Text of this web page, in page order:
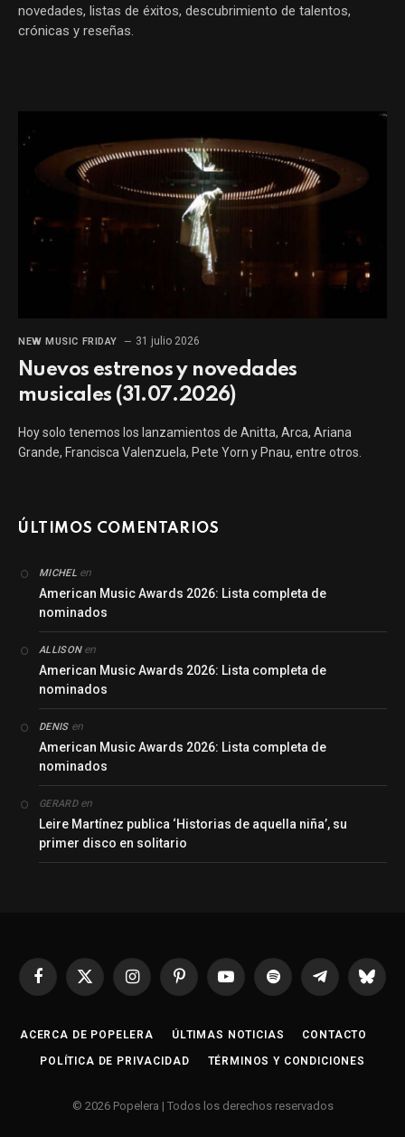
novedades, listas de éxitos, descubrimiento de talentos,
crónicas y reseñas.
NEW MUSIC FRIDAY 31 julio 2026
Nuevos estrenos y novedades
musicales (31.07.2026)
Hoy solo tenemos los lanzamientos de Anitta, Arca, Ariana
Grande, Francisca Valenzuela, Pete Yorn y Pnau, entre otros.
ÚLTIMOS COMENTARIOS
MICHELen
American Music Awards 2026: Lista completa de
nominados
ALLISONen
American Music Awards 2026: Lista completa de
nominados
DENISen
American Music Awards 2026: Lista completa de
nominados
GERARDen
Leire Martínez publica ‘Historias de aquella niña’, su
primer disco en solitario
Facebook
X
InstagramPinterestYouTubeSpotify Telegrama
ACERCA DE POPELERA ÚLTIMAS NOTICIAS CONTACTO
POLÍTICA DE PRIVACIDAD TÉRMINOS Y CONDICIONES
© 2026 Popelera | Todos los derechos reservados